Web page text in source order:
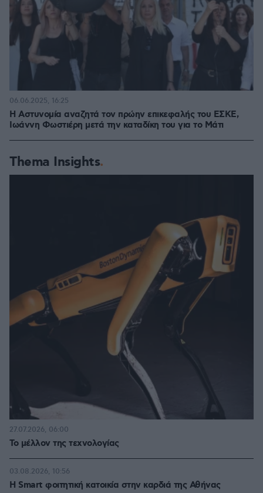
Η Αστυνομία αναζητά τον πρώην επικεφαλής του ΕΣΚΕ,
Ιωάννη Φωστιέρη μετά την καταδίκη του για το Μάτι
06.06.2025, 16:25
Thema Insights
Το μέλλον της τεχνολογίας
27.07.2026, 06:00
Η Smart φοιτητική κατοικία στην καρδιά της Αθήνας
03.08.2026, 10:56